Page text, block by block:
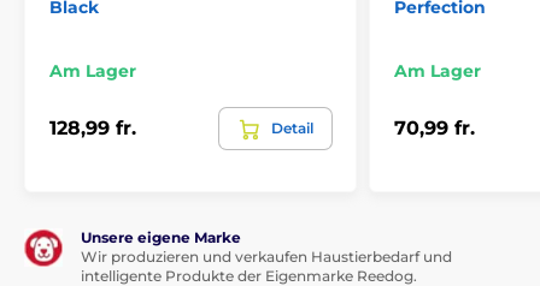
zur Illustration.
Betten, Hütten, Taschen
Für mittelgroße Hunde
Black
Am Lager
128,99 fr. Detail
Perfection
Am Lager
70,99 fr.
Unsere eigene Marke
Wir produzieren und verkaufen Haustierbedarf und
intelligente Produkte der Eigenmarke Reedog.